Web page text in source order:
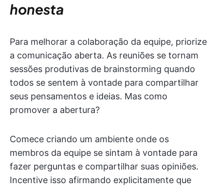
honesta
Para melhorar a colaboração da equipe, priorize
a comunicação aberta. As reuniões se tornam
sessões produtivas de brainstorming quando
todos se sentem à vontade para compartilhar
seus pensamentos e ideias. Mas como
promover a abertura?
Comece criando um ambiente onde os
membros da equipe se sintam à vontade para
fazer perguntas e compartilhar suas opiniões.
Incentive isso afirmando explicitamente que